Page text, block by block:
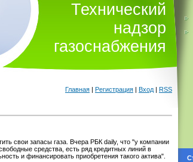
Технический
надзор
газоснабжения
Главная | Регистрация | Вход | RSS
свои запасы газа. Вчера РБК daily, что "у компании
средства, есть ряд кредитных линий в
и финансировать приобретения такого актива".